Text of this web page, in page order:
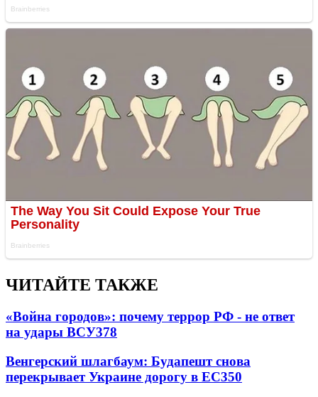
ЧИТАЙТЕ ТАКЖЕ
«Война городов»: почему террор РФ - не ответ
на удары ВСУ378
Венгерский шлагбаум: Будапешт снова
перекрывает Украине дорогу в ЕС350